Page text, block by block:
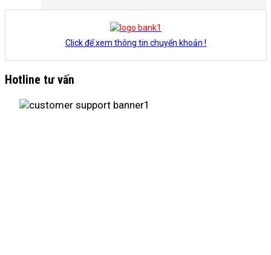
Click để xem thông tin chuyển khoản !
Hotline tư vấn